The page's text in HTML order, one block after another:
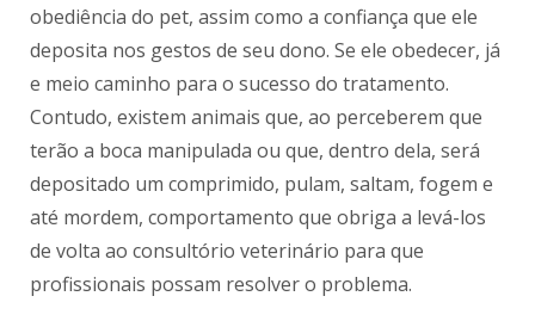
obediência do pet, assim como a confiança que ele
deposita nos gestos de seu dono. Se ele obedecer, já
e meio caminho para o sucesso do tratamento.
Contudo, existem animais que, ao perceberem que
terão a boca manipulada ou que, dentro dela, será
depositado um comprimido, pulam, saltam, fogem e
até mordem, comportamento que obriga a levá-los
de volta ao consultório veterinário para que
profissionais possam resolver o problema.